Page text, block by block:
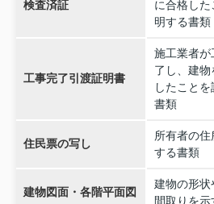
検査済証
に合格し
明する書類
工事完了引渡証明書
施工業者が
了し、建
したことを
書類
住民票の写し
所有者の住
する書類
建物図面・各階平面図
建物の形状
間取りを示